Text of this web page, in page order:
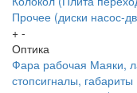
Прочее (диски насос-
+ -
Оптика
Фара рабочая Маяки,
стопсигналы, габариты